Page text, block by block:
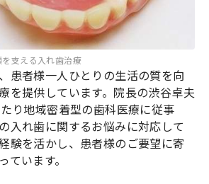
支える入れ歯治療
患者様一人ひとりの生活の質を向
を提供しています。院長の渋谷卓夫
り地域密着型の歯科医療に従事
入れ歯に関するお悩みに対応して
験を活かし、患者様のご要望に寄
ています。